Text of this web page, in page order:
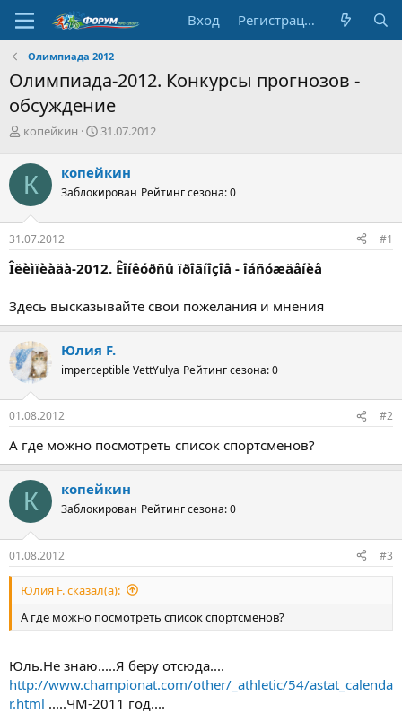
Вход Регистрация
Олимпиада 2012
Олимпиада-2012. Конкурсы прогнозов -
обсуждение
А
т
о
р
т
е
м
ы
копейкин
Д
а
н
ч
а
31.07.2012
К копейкин
Заблокирован Рейтинг сезона: 0
31.07.2012 #1
Îëèìïèàäà-2012. Êîíêóðñû ïðîãíîçîâ - îáñóæäåíèå
Здесь высказывайте свои пожелания и мнения
Юлия F.
imperceptible VettYulya Рейтинг сезона: 0
01.08.2012 #2
А где можно посмотреть список спортсменов?
К копейкин
Заблокирован Рейтинг сезона: 0
01.08.2012 #3
Юлия F. сказал(а):
А где можно посмотреть список спортсменов?
Юль.Не знаю.....Я беру отсюда....
http://www.championat.com/other/_athletic/54/astat_calenda
r.html .....ЧМ-2011 год....